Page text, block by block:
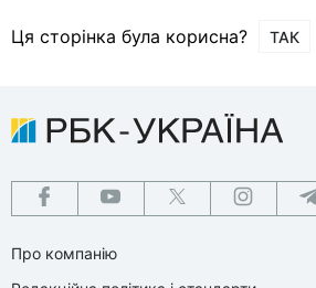
Ця сторінка була корисна? ТАК
Про компанію